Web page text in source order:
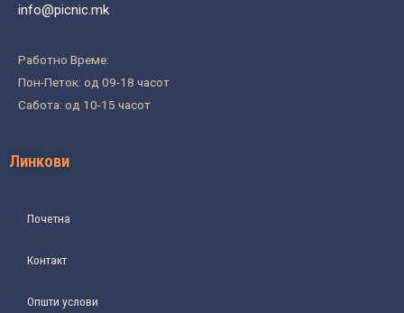
info@picnic.mk
Работно Време:
Пон-Петок: од 09-18 часот
Сабота: од 10-15 часот
Линкови
Почетна
Контакт
Општи услови